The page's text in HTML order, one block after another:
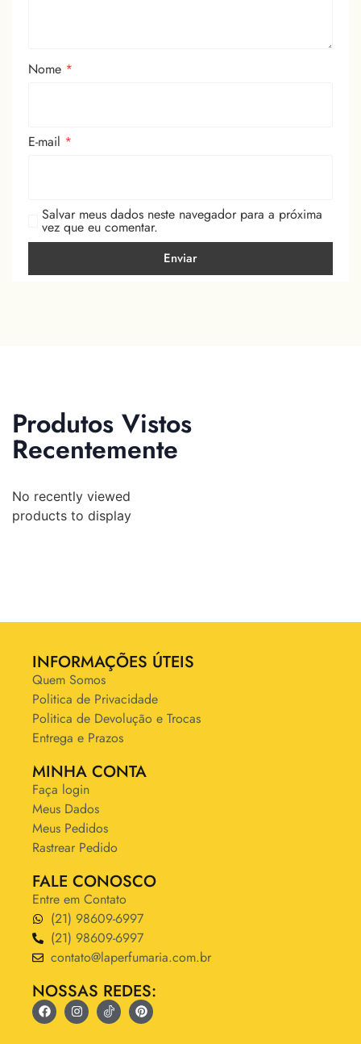
Nome *
E-mail *
Salvar meus dados neste navegador para a próxima
vez que eu comentar.
Produtos Vistos
Recentemente
No recently viewed
products to display
INFORMAÇÕES ÚTEIS
Quem Somos
Politica de Privacidade
Politica de Devolução e Trocas
Entrega e Prazos
MINHA CONTA
Faça login
Meus Dados
Meus Pedidos
Rastrear Pedido
FALE CONOSCO
Entre em Contato
(21) 98609-6997
(21) 98609-6997
contato@laperfumaria.com.br
NOSSAS REDES: